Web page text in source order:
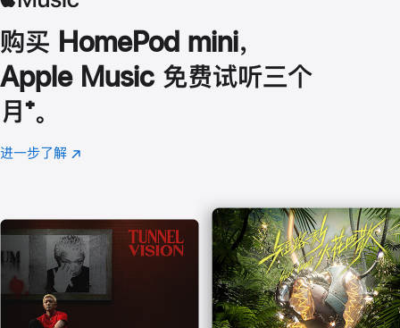
购买 HomePod mini，
Apple Music 免费试听三个
月 脚
注
⁺。
进一步了解 Apple
(在
口
中
打
开)